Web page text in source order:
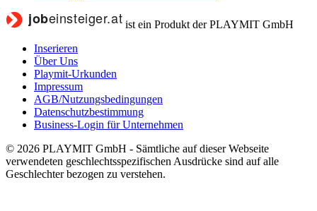
ist ein Produkt der PLAYMIT GmbH
Inserieren
Über Uns
Playmit-Urkunden
Impressum
AGB/Nutzungsbedingungen
Datenschutzbestimmung
Business-Login für Unternehmen
© 2026 PLAYMIT GmbH - Sämtliche auf dieser Webseite
verwendeten geschlechtsspezifischen Ausdrücke sind auf alle
Geschlechter bezogen zu verstehen.